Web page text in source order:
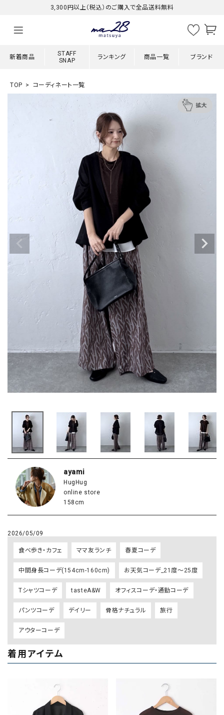
3,300円以上（税込）のご購入で全品送料無料
新着商品
STAFF
SNAP
ランキング 商品一覧 ブランド
TOP コーディネート一覧
ayami
HugHug
online store
158cm
2026/05/09
食べ歩き・カフェ ママ友ランチ 春夏コーデ
中間身長コーデ(154cm-160cm) お天気コーデ_21度～25度
Tシャツコーデ tasteA&W オフィスコーデ・通勤コーデ
パンツコーデ デイリー 骨格ナチュラル 旅行
アウターコーデ
着用アイテム